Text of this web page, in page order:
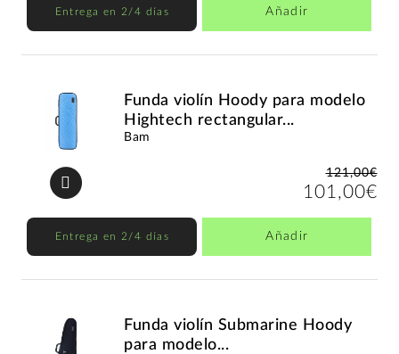
Entrega en 2/4 días Añadir
Funda violín Hoody para modelo
Hightech rectangular...
Bam
121,00€
101,00€
Entrega en 2/4 días Añadir
Funda violín Submarine Hoody
para modelo...